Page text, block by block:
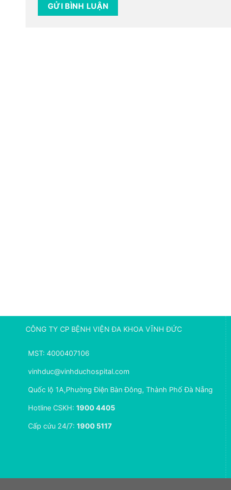
CÔNG TY CP BỆNH VIỆN ĐA KHOA VĨNH ĐỨC
MST: 4000407106
vinhduc@vinhduchospital.com
Quốc lộ 1A,Phường Điện Bàn Đông, Thành Phố Đà Nẵng
Hotline CSKH: 1900 4405
Cấp cứu 24/7: 1900 5117